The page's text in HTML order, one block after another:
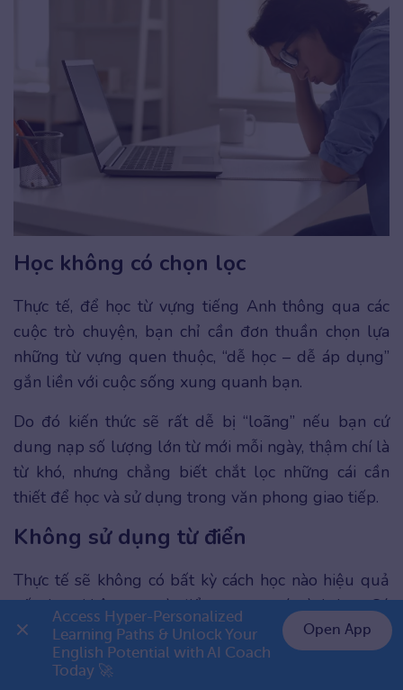
Học không có chọn lọc
Thực tế, để học từ vựng tiếng Anh thông qua các
cuộc trò chuyện, bạn chỉ cần đơn thuần chọn lựa
những từ vựng quen thuộc, “dễ học – dễ áp dụng”
gắn liền với cuộc sống xung quanh bạn.
Do đó kiến thức sẽ rất dễ bị “loãng” nếu bạn cứ
dung nạp số lượng lớn từ mới mỗi ngày, thậm chí là
từ khó, nhưng chẳng biết chắt lọc những cái cần
thiết để học và sử dụng trong văn phong giao tiếp.
Không sử dụng từ điển
Thực tế sẽ không có bất kỳ cách học nào hiệu quả
nếu bạn không tra từ điển trong quá trình học. Có
thể nói, từ điển giấy hoặc từ điển online được đánh
giá là một công cụ hữu ích và không thể thiếu trong
quá trình học tiếng Anh.
👉 Premium 1 năm chỉ 799K
Access Hyper-Personalized
Learning Paths & Unlock Your
English Potential with AI Coach
Today 🚀
Open App